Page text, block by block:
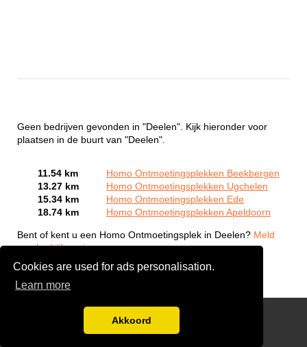
Cookies are used for ads personalisation.
Learn more
Akkoord
Geen bedrijven gevonden in "Deelen". Kijk hieronder voor
plaatsen in de buurt van "Deelen".
11.54 km
Homo Ontmoetingsplekken Beekbergen
13.27 km
Homo Ontmoetingsplekken Ugchelen
15.34 km
Homo Ontmoetingsplekken Ede
18.74 km
Homo Ontmoetingsplekken Apeldoorn
Bent of kent u een Homo Ontmoetingsplek in Deelen? Meld
een bedrijf gratis aan